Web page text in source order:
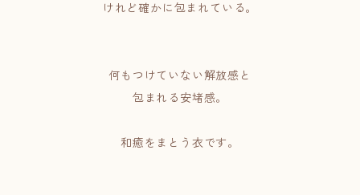
けれど確かに包まれている。
何もつけていない解放感と
包まれる安堵感。
和癒をまとう衣です。